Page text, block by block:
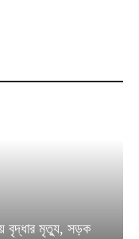
বৃদ্ধার মৃত্যু, সড়ক